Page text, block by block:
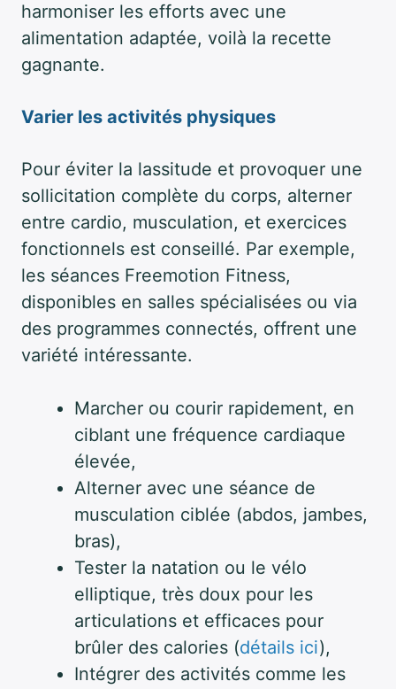
harmoniser les efforts avec une
alimentation adaptée, voilà la recette
gagnante.
Varier les activités physiques
Pour éviter la lassitude et provoquer une
sollicitation complète du corps, alterner
entre cardio, musculation, et exercices
fonctionnels est conseillé. Par exemple,
les séances Freemotion Fitness,
disponibles en salles spécialisées ou via
des programmes connectés, offrent une
variété intéressante.
Marcher ou courir rapidement, en
ciblant une fréquence cardiaque
élevée,
Alterner avec une séance de
musculation ciblée (abdos, jambes,
bras),
Tester la natation ou le vélo
elliptique, très doux pour les
articulations et efficaces pour
brûler des calories (détails ici),
Intégrer des activités comme les